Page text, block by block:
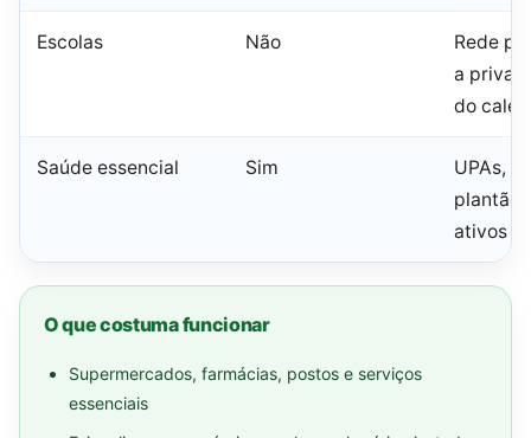
Escolas Não
Rede
a
do
Saúde essencial Sim
UPAs,
plantão
ativos
O que costuma funcionar
Supermercados, farmácias, postos e serviços
essenciais